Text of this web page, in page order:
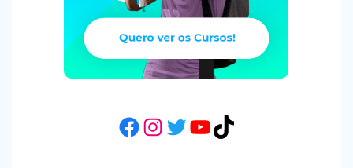
Facebook
Instagram
Twitter
YouTube
TikTok